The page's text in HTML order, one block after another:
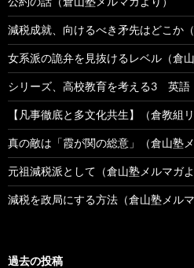
減税成就、向けるべき矛先はどこか
女系派の詭弁を見抜けるレベル（倉
シリーズ、高校教育を考える3 英語
【凡事徹底と多文化共生】（倉教組
真の敵は「霞が関の総意」（倉山塾メ
元祖減税派として（倉山塾メルマガよ
減税を政局にする方法（倉山塾メルマ
過去の投稿